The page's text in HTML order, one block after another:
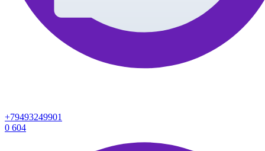
+79493249901
0 604